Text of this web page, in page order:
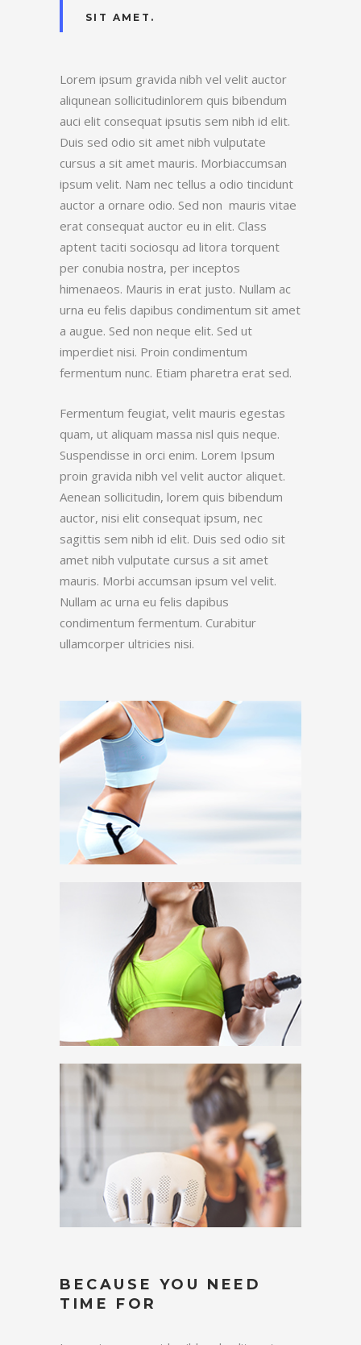
SIT AMET.
Lorem ipsum gravida nibh vel velit auctor
aliqunean sollicitudinlorem quis bibendum
auci elit consequat ipsutis sem nibh id elit.
Duis sed odio sit amet nibh vulputate
cursus a sit amet mauris. Morbiaccumsan
ipsum velit. Nam nec tellus a odio tincidunt
auctor a ornare odio. Sed non mauris vitae
erat consequat auctor eu in elit. Class
aptent taciti sociosqu ad litora torquent
per conubia nostra, per inceptos
himenaeos. Mauris in erat justo. Nullam ac
urna eu felis dapibus condimentum sit amet
a augue. Sed non neque elit. Sed ut
imperdiet nisi. Proin condimentum
fermentum nunc. Etiam pharetra erat sed.
Fermentum feugiat, velit mauris egestas
quam, ut aliquam massa nisl quis neque.
Suspendisse in orci enim. Lorem Ipsum
proin gravida nibh vel velit auctor aliquet.
Aenean sollicitudin, lorem quis bibendum
auctor, nisi elit consequat ipsum, nec
sagittis sem nibh id elit. Duis sed odio sit
amet nibh vulputate cursus a sit amet
mauris. Morbi accumsan ipsum vel velit.
Nullam ac urna eu felis dapibus
condimentum fermentum. Curabitur
ullamcorper ultricies nisi.
BECAUSE YOU NEED
TIME FOR